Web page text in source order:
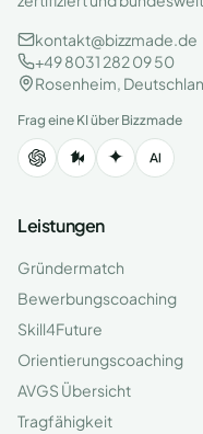
kontakt@bizzmade.de
+49 8031 282 09 50
Rosenheim,
Frag eine KI über Bizzmade
Leistungen
Gründermatch
Bewerbungscoaching
Skill4Future
Orientierungscoaching
AVGS Übersicht
Tragfähigkeit